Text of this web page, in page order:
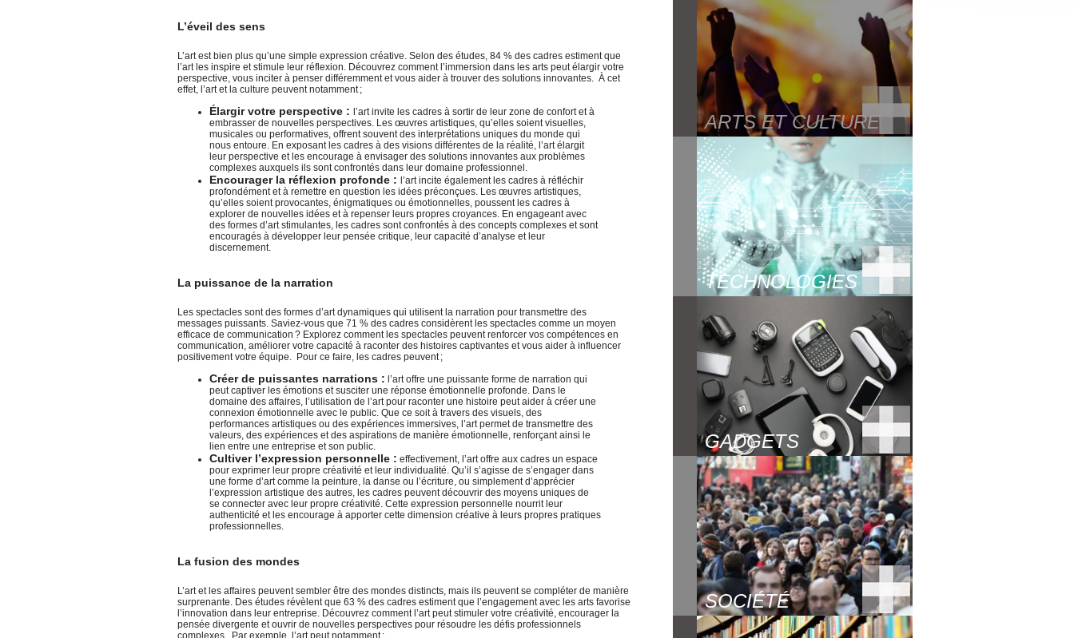
L’éveil des sens
L’art est bien plus qu’une simple expression créative. Selon des études, 84 % des cadres estiment que
l’art les inspire et stimule leur réflexion. Découvrez comment l’immersion dans les arts peut élargir votre
perspective, vous inciter à penser différemment et vous aider à trouver des solutions innovantes. À cet
effet, l’art et la culture peuvent notamment ;
Élargir votre perspective : l’art invite les cadres à sortir de leur zone de confort et à
embrasser de nouvelles perspectives. Les œuvres artistiques, qu’elles soient visuelles,
musicales ou performatives, offrent souvent des interprétations uniques du monde qui
nous entoure. En exposant les cadres à des visions différentes de la réalité, l’art élargit
leur perspective et les encourage à envisager des solutions innovantes aux problèmes
complexes auxquels ils sont confrontés dans leur domaine professionnel.
Encourager la réflexion profonde : l’art incite également les cadres à réfléchir
profondément et à remettre en question les idées préconçues. Les œuvres artistiques,
qu’elles soient provocantes, énigmatiques ou émotionnelles, poussent les cadres à
explorer de nouvelles idées et à repenser leurs propres croyances. En engageant avec
des formes d’art stimulantes, les cadres sont confrontés à des concepts complexes et sont
encouragés à développer leur pensée critique, leur capacité d’analyse et leur
discernement.
La puissance de la narration
Les spectacles sont des formes d’art dynamiques qui utilisent la narration pour transmettre des
messages puissants. Saviez-vous que 71 % des cadres considèrent les spectacles comme un moyen
efficace de communication ? Explorez comment les spectacles peuvent renforcer vos compétences en
communication, améliorer votre capacité à raconter des histoires captivantes et vous aider à influencer
positivement votre équipe. Pour ce faire, les cadres peuvent ;
Créer de puissantes narrations : l’art offre une puissante forme de narration qui
peut captiver les émotions et susciter une réponse émotionnelle profonde. Dans le
domaine des affaires, l’utilisation de l’art pour raconter une histoire peut aider à créer une
connexion émotionnelle avec le public. Que ce soit à travers des visuels, des
performances artistiques ou des expériences immersives, l’art permet de transmettre des
valeurs, des expériences et des aspirations de manière émotionnelle, renforçant ainsi le
lien entre une entreprise et son public.
Cultiver l’expression personnelle : effectivement, l’art offre aux cadres un espace
pour exprimer leur propre créativité et leur individualité. Qu’il s’agisse de s’engager dans
une forme d’art comme la peinture, la danse ou l’écriture, ou simplement d’apprécier
l’expression artistique des autres, les cadres peuvent découvrir des moyens uniques de
se connecter avec leur propre créativité. Cette expression personnelle nourrit leur
authenticité et les encourage à apporter cette dimension créative à leurs propres pratiques
professionnelles.
La fusion des mondes
L’art et les affaires peuvent sembler être des mondes distincts, mais ils peuvent se compléter de manière
surprenante. Des études révèlent que 63 % des cadres estiment que l’engagement avec les arts favorise
l’innovation dans leur entreprise. Découvrez comment l’art peut stimuler votre créativité, encourager la
pensée divergente et ouvrir de nouvelles perspectives pour résoudre les défis professionnels
ARTS ET CULTURE
TECHNOLOGIES
GADGETS
SOCIÉTÉ